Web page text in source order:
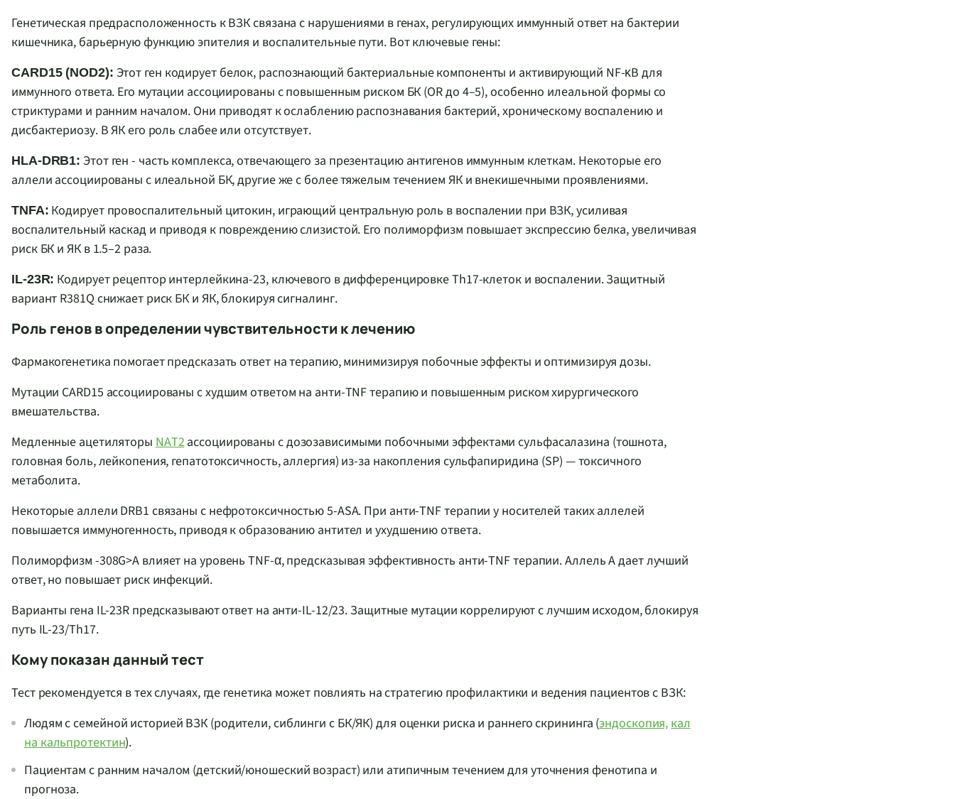
Генетическая предрасположенность к ВЗК связана с нарушениями в генах, регулирующих иммунный ответ на бактерии
кишечника, барьерную функцию эпителия и воспалительные пути. Вот ключевые гены:
CARD15 (NOD2): Этот ген кодирует белок, распознающий бактериальные компоненты и активирующий NF-κB для
иммунного ответа. Его мутации ассоциированы с повышенным риском БК (OR до 4–5), особенно илеальной формы со
стриктурами и ранним началом. Они приводят к ослаблению распознавания бактерий, хроническому воспалению и
дисбактериозу. В ЯК его роль слабее или отсутствует.
HLA-DRB1: Этот ген - часть комплекса, отвечающего за презентацию антигенов иммунным клеткам. Некоторые его
аллели ассоциированы с илеальной БК, другие же с более тяжелым течением ЯК и внекишечными проявлениями.
TNFA: Кодирует провоспалительный цитокин, играющий центральную роль в воспалении при ВЗК, усиливая
воспалительный каскад и приводя к повреждению слизистой. Его полиморфизм повышает экспрессию белка, увеличивая
риск БК и ЯК в 1.5–2 раза.
IL-23R: Кодирует рецептор интерлейкина-23, ключевого в дифференцировке Th17-клеток и воспалении. Защитный
вариант R381Q снижает риск БК и ЯК, блокируя сигналинг.
Роль генов в определении чувствительности к лечению
Фармакогенетика помогает предсказать ответ на терапию, минимизируя побочные эффекты и оптимизируя дозы.
Мутации CARD15 ассоциированы с худшим ответом на анти-TNF терапию и повышенным риском хирургического
вмешательства.
Медленные ацетиляторыNAT2ассоциированы с дозозависимыми побочными эффектами сульфасалазина (тошнота,
головная боль, лейкопения, гепатотоксичность, аллергия) из-за накопления сульфапиридина (SP) — токсичного
метаболита.
Некоторые аллели DRB1 связаны с нефротоксичностью 5-ASA. При анти-TNF терапии у носителей таких аллелей
повышается иммуногенность, приводя к образованию антител и ухудшению ответа.
Полиморфизм -308G>A влияет на уровень TNF-α, предсказывая эффективность анти-TNF терапии. Аллель А дает лучший
ответ, но повышает риск инфекций.
Варианты гена IL-23R предсказывают ответ на анти-IL-12/23. Защитные мутации коррелируют с лучшим исходом, блокируя
путь IL-23/Th17.
Кому показан данный тест
Тест рекомендуется в тех случаях, где генетика может повлиять на стратегию профилактики и ведения пациентов с ВЗК:
Людям с семейной историей ВЗК (родители, сиблинги с БК/ЯК) для оценки риска и раннего скрининга (эндоскопия,кал
на кальпротектин).
Пациентам с ранним началом (детский/юношеский возраст) или атипичным течением для уточнения фенотипа и
прогноза.